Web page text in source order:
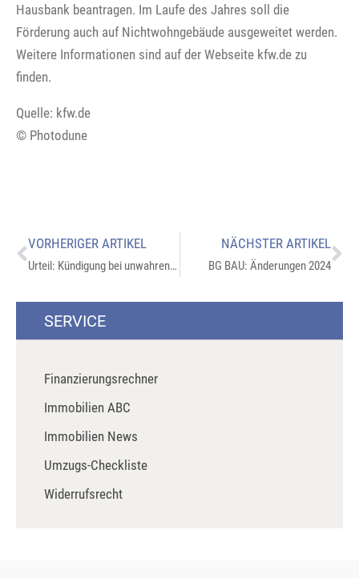
Hausbank beantragen. Im Laufe des Jahres soll die
Förderung auch auf Nichtwohngebäude ausgeweitet werden.
Weitere Informationen sind auf der Webseite kfw.de zu
finden.
Quelle: kfw.de
© Photodune
VORHERIGER ARTIKEL
Urteil: Kündigung bei unwahren Mieterbehauptungen?
NÄCHSTER ARTIKEL
BG BAU: Änderungen 2024
SERVICE
Finanzierungsrechner
Immobilien ABC
Immobilien News
Umzugs-Checkliste
Widerrufsrecht